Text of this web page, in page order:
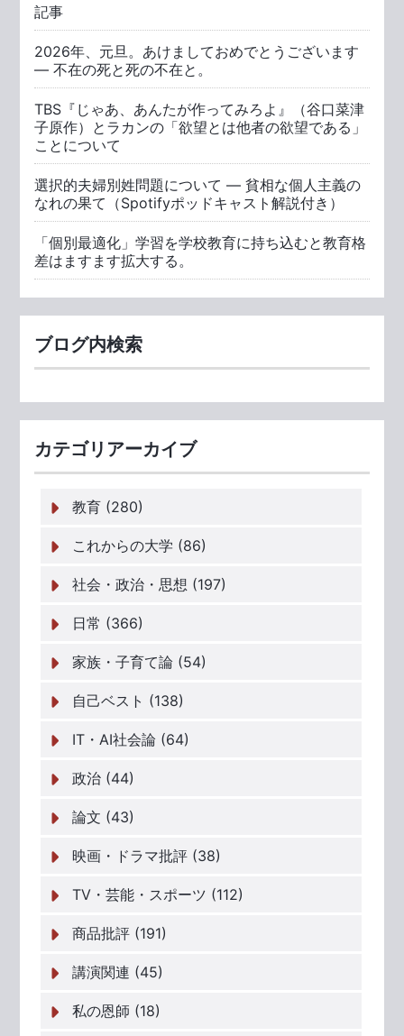
記事
2026年、元旦。あけましておめでとうございます
― 不在の死と死の不在と。
TBS『じゃあ、あんたが作ってみろよ』（谷口菜津
子原作）とラカンの「欲望とは他者の欲望である」
ことについて
選択的夫婦別姓問題について ― 貧相な個人主義の
なれの果て（Spotifyポッドキャスト解説付き）
「個別最適化」学習を学校教育に持ち込むと教育格
差はますます拡大する。
ブログ内検索
カテゴリアーカイブ
教育 (280)
これからの大学 (86)
社会・政治・思想 (197)
日常 (366)
家族・子育て論 (54)
自己ベスト (138)
IT・AI社会論 (64)
政治 (44)
論文 (43)
映画・ドラマ批評 (38)
TV・芸能・スポーツ (112)
商品批評 (191)
講演関連 (45)
私の恩師 (18)